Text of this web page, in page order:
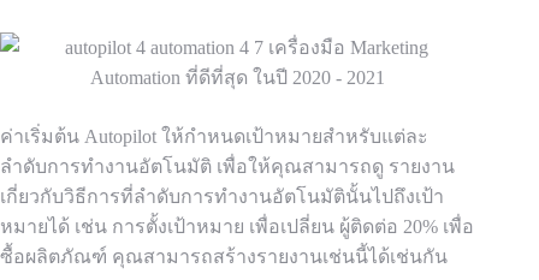
ค่าเริ่มต้น Autopilot ให้กำหนดเป้าหมายสำหรับแต่ละ
ลำดับการทำงานอัตโนมัติ เพื่อให้คุณสามารถดู รายงาน
เกี่ยวกับวิธีการที่ลำดับการทำงานอัตโนมัตินั้นไปถึงเป้า
หมายได้ เช่น การตั้งเป้าหมาย เพื่อเปลี่ยน ผู้ติดต่อ 20% เพื่อ
ซื้อผลิตภัณฑ์ คุณสามารถสร้างรายงานเช่นนี้ได้เช่นกัน